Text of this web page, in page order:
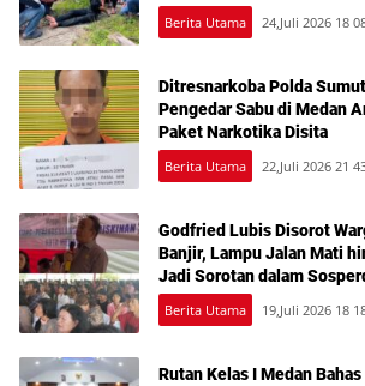
Berita Utama 24,Juli 2026 18
Ditresnarkoba Polda
Pengedar Sabu di Medan
Paket Narkotika Disita
Berita Utama 22,Juli 2026 21
Godfried Lubis Disorot
Banjir, Lampu Jalan Mati
Jadi Sorotan dalam
Berita Utama 19,Juli 2026 18
Rutan Kelas I Medan